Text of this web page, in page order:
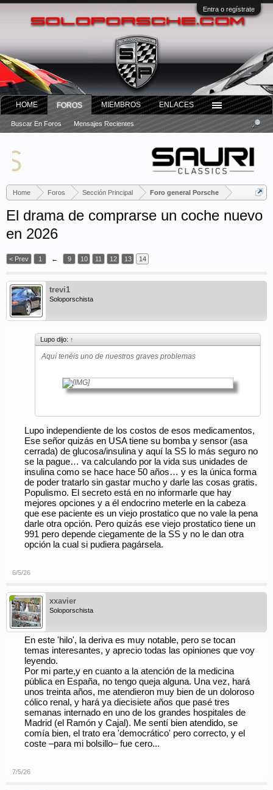
Entra o regístrate
Home Foros Sección Principal Foro general Porsche
El drama de comprarse un coche nuevo
en 2026
< Prev 1 ← 9 10 11 12 13 14
trevi1
Soloporschista
Lupo dijo: ↑
Aquí tenéis uno de nuestros graves problemas
Lupo independiente de los costos de esos medicamentos,
Ese señor quizás en USA tiene su bomba y sensor (asa
cerrada) de glucosa/insulina y aquí la SS lo más seguro no
se la pague… va calculando por la vida sus unidades de
insulina como se hace hace 50 años… y es la única forma
de poder tratarlo sin gastar mucho y darle las cosas gratis.
Populismo. El secreto está en no informarle que hay
mejores opciones y a él endocrino meterle en la cabeza
que ese paciente es un viejo prostatico que no vale la pena
darle otra opción. Pero quizás ese viejo prostatico tiene un
991 pero depende ciegamente de la SS y no le dan otra
opción la cual si pudiera pagársela.
6/5/26
xxavier
Soloporschista
En este 'hilo', la deriva es muy notable, pero se tocan
temas interesantes, y aprecio todas las opiniones que voy
leyendo.
Por mi parte,y en cuanto a la atención de la medicina
pública en España, no tengo queja alguna. Una vez, hará
unos treinta años, me atendieron muy bien de un doloroso
cólico renal, y hará ya diecisiete años que pasé tres
semanas internado en uno de los grandes hospitales de
Madrid (el Ramón y Cajal). Me sentí bien atendido, se
comía bien, el trato era 'democrático' pero correcto, y el
coste –para mi bolsillo– fue cero...
7/5/26
HOME FOROS
Buscar En Foros Mensajes Recientes
MIEMBROS ENLACES